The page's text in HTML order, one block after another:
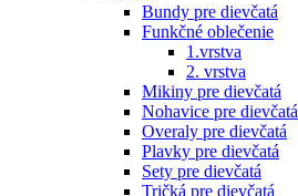
Bundy pre dievčatá
Funkčné oblečenie
1.vrstva
2. vrstva
Mikiny pre dievčatá
Nohavice pre dievčatá
Overaly pre dievčatá
Plavky pre dievčatá
Sety pre dievčatá
Tričká pre dievčatá